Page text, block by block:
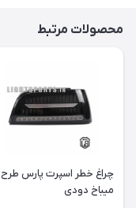
محصولات مرتبط
چراغ خطر اسپرت پارس طرح
میباخ دودی